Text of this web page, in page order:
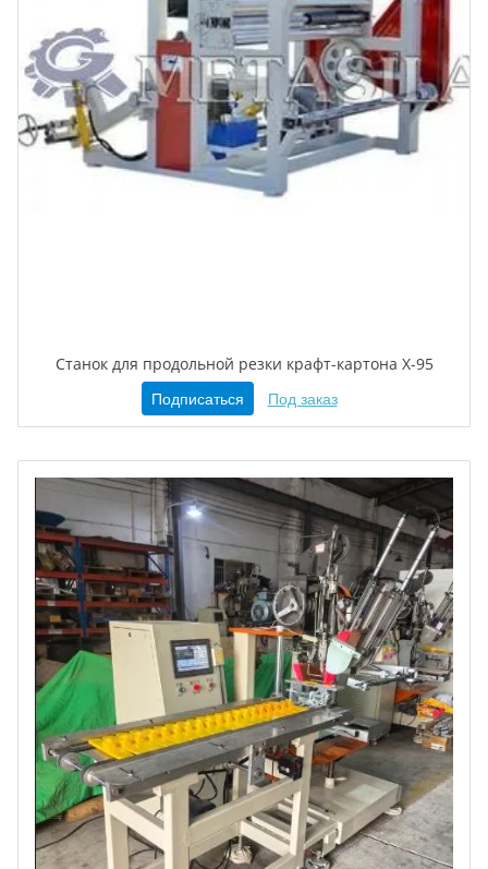
Станок для продольной резки крафт-картона X-95
Подписаться Под заказ